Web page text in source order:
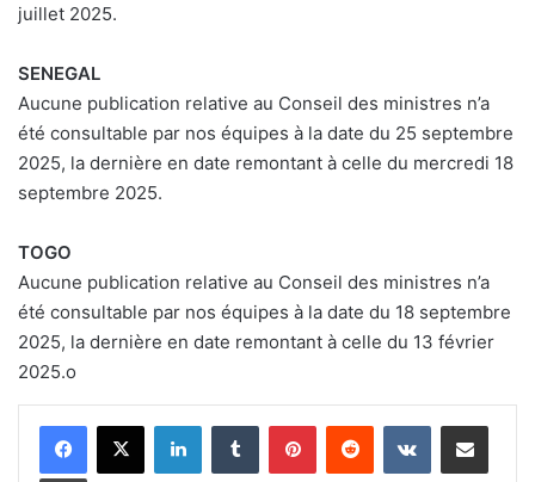
juillet 2025.
SENEGAL
Aucune publication relative au Conseil des ministres n’a
été consultable par nos équipes à la date du 25 septembre
2025, la dernière en date remontant à celle du mercredi 18
septembre 2025.
TOGO
Aucune publication relative au Conseil des ministres n’a
été consultable par nos équipes à la date du 18 septembre
2025, la dernière en date remontant à celle du 13 février
2025.o